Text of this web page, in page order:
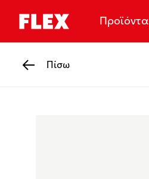
Προϊόντα
Πίσω